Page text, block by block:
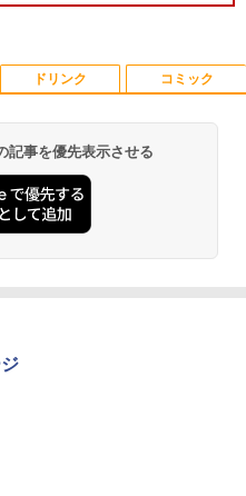
P40i オフホワイト
Liberty 5 ミッドナイトブ
feat. Flo Milli, ATL Jacob
(Stadium ver.)
ドリンク
限定】 い・ろ・は・す 2L P
×8本
Basic)
コミック
ごと 17巻 (デジタル版ビッグガ
クス)
ノクロ版 115 (ジャンプコミッ
記事を優先表示させる